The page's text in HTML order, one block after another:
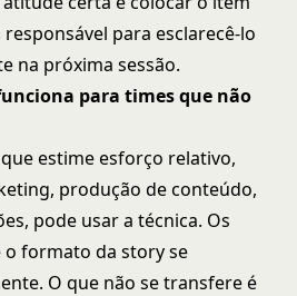
para esclarecê-lo
na próxima sessão.
para times que não
estime esforço relativo,
produção de conteúdo,
pode usar a técnica. Os
o formato da story se
O que não se transfere é